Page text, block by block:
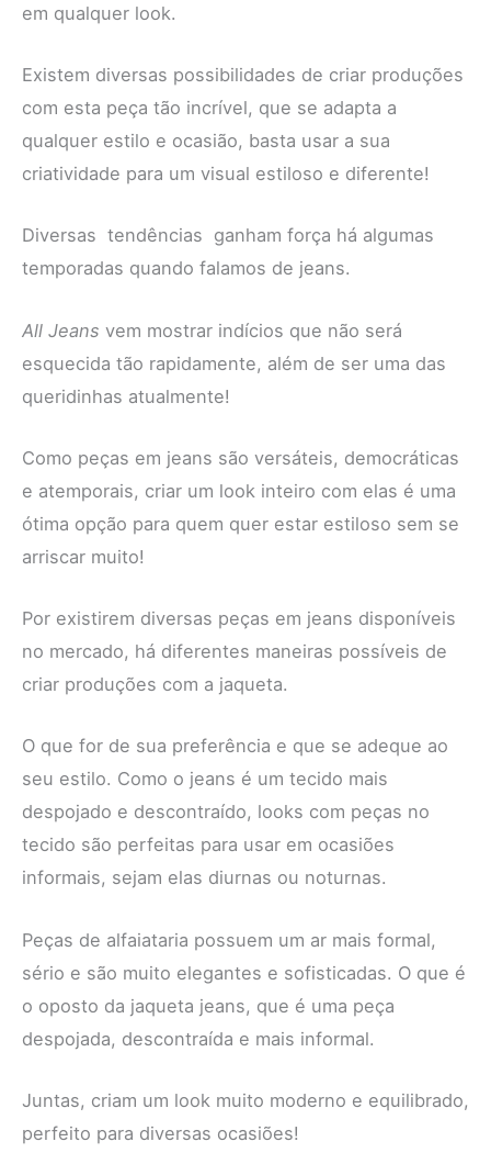
em qualquer look.
Existem diversas possibilidades de criar produções
com esta peça tão incrível, que se adapta a
qualquer estilo e ocasião, basta usar a sua
criatividade para um visual estiloso e diferente!
Diversas tendências ganham força há algumas
temporadas quando falamos de jeans.
All Jeans vem mostrar indícios que não será
esquecida tão rapidamente, além de ser uma das
queridinhas atualmente!
Como peças em jeans são versáteis, democráticas
e atemporais, criar um look inteiro com elas é uma
ótima opção para quem quer estar estiloso sem se
arriscar muito!
Por existirem diversas peças em jeans disponíveis
no mercado, há diferentes maneiras possíveis de
criar produções com a jaqueta.
O que for de sua preferência e que se adeque ao
seu estilo. Como o jeans é um tecido mais
despojado e descontraído, looks com peças no
tecido são perfeitas para usar em ocasiões
informais, sejam elas diurnas ou noturnas.
Peças de alfaiataria possuem um ar mais formal,
sério e são muito elegantes e sofisticadas. O que é
o oposto da jaqueta jeans, que é uma peça
despojada, descontraída e mais informal.
Juntas, criam um look muito moderno e equilibrado,
perfeito para diversas ocasiões!